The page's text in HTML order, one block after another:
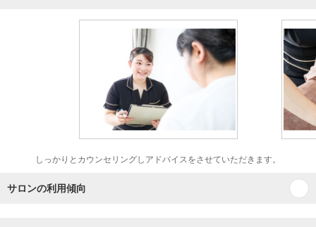
しっかりとカウンセリングしアドバイスをさせていただきます。
サロンの利用傾向